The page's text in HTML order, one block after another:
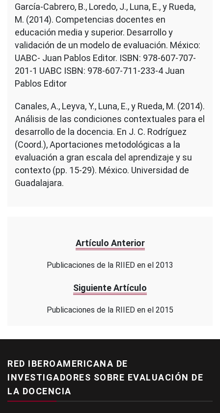
García-Cabrero, B., Loredo, J., Luna, E., y Rueda,
M. (2014). Competencias docentes en
educación media y superior. Desarrollo y
validación de un modelo de evaluación. México:
UABC- Juan Pablos Editor. ISBN: 978-607-707-
201-1 UABC ISBN: 978-607-711-233-4 Juan
Pablos Editor
Canales, A., Leyva, Y., Luna, E., y Rueda, M. (2014).
Análisis de las condiciones contextuales para el
desarrollo de la docencia. En J. C. Rodríguez
(Coord.), Aportaciones metodológicas a la
evaluación a gran escala del aprendizaje y su
contexto (pp. 15-29). México. Universidad de
Guadalajara.
Artículo Anterior
Publicaciones de la RIIED en el 2013
Siguiente Artículo
Publicaciones de la RIIED en el 2015
RED IBEROAMERICANA DE
INVESTIGADORES SOBRE EVALUACIÓN DE
LA DOCENCIA